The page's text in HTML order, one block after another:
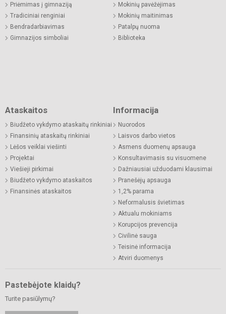
Priėmimas į gimnaziją
Tradiciniai renginiai
Bendradarbiavimas
Gimnazijos simboliai
Mokinių pavėžėjimas
Mokinių maitinimas
Patalpų nuoma
Biblioteka
Ataskaitos
Biudžeto vykdymo ataskaitų rinkiniai
Finansinių ataskaitų rinkiniai
Lėšos veiklai viešinti
Projektai
Viešieji pirkimai
Biudžeto vykdymo ataskaitos
Finansinės ataskaitos
Informacija
Nuorodos
Laisvos darbo vietos
Asmens duomenų apsauga
Konsultavimasis su visuomene
Dažniausiai užduodami klausimai
Pranešėjų apsauga
1,2% parama
Neformalusis švietimas
Aktualu mokiniams
Korupcijos prevencija
Civilinė sauga
Teisinė informacija
Atviri duomenys
Pastebėjote klaidų?
Turite pasiūlymų?